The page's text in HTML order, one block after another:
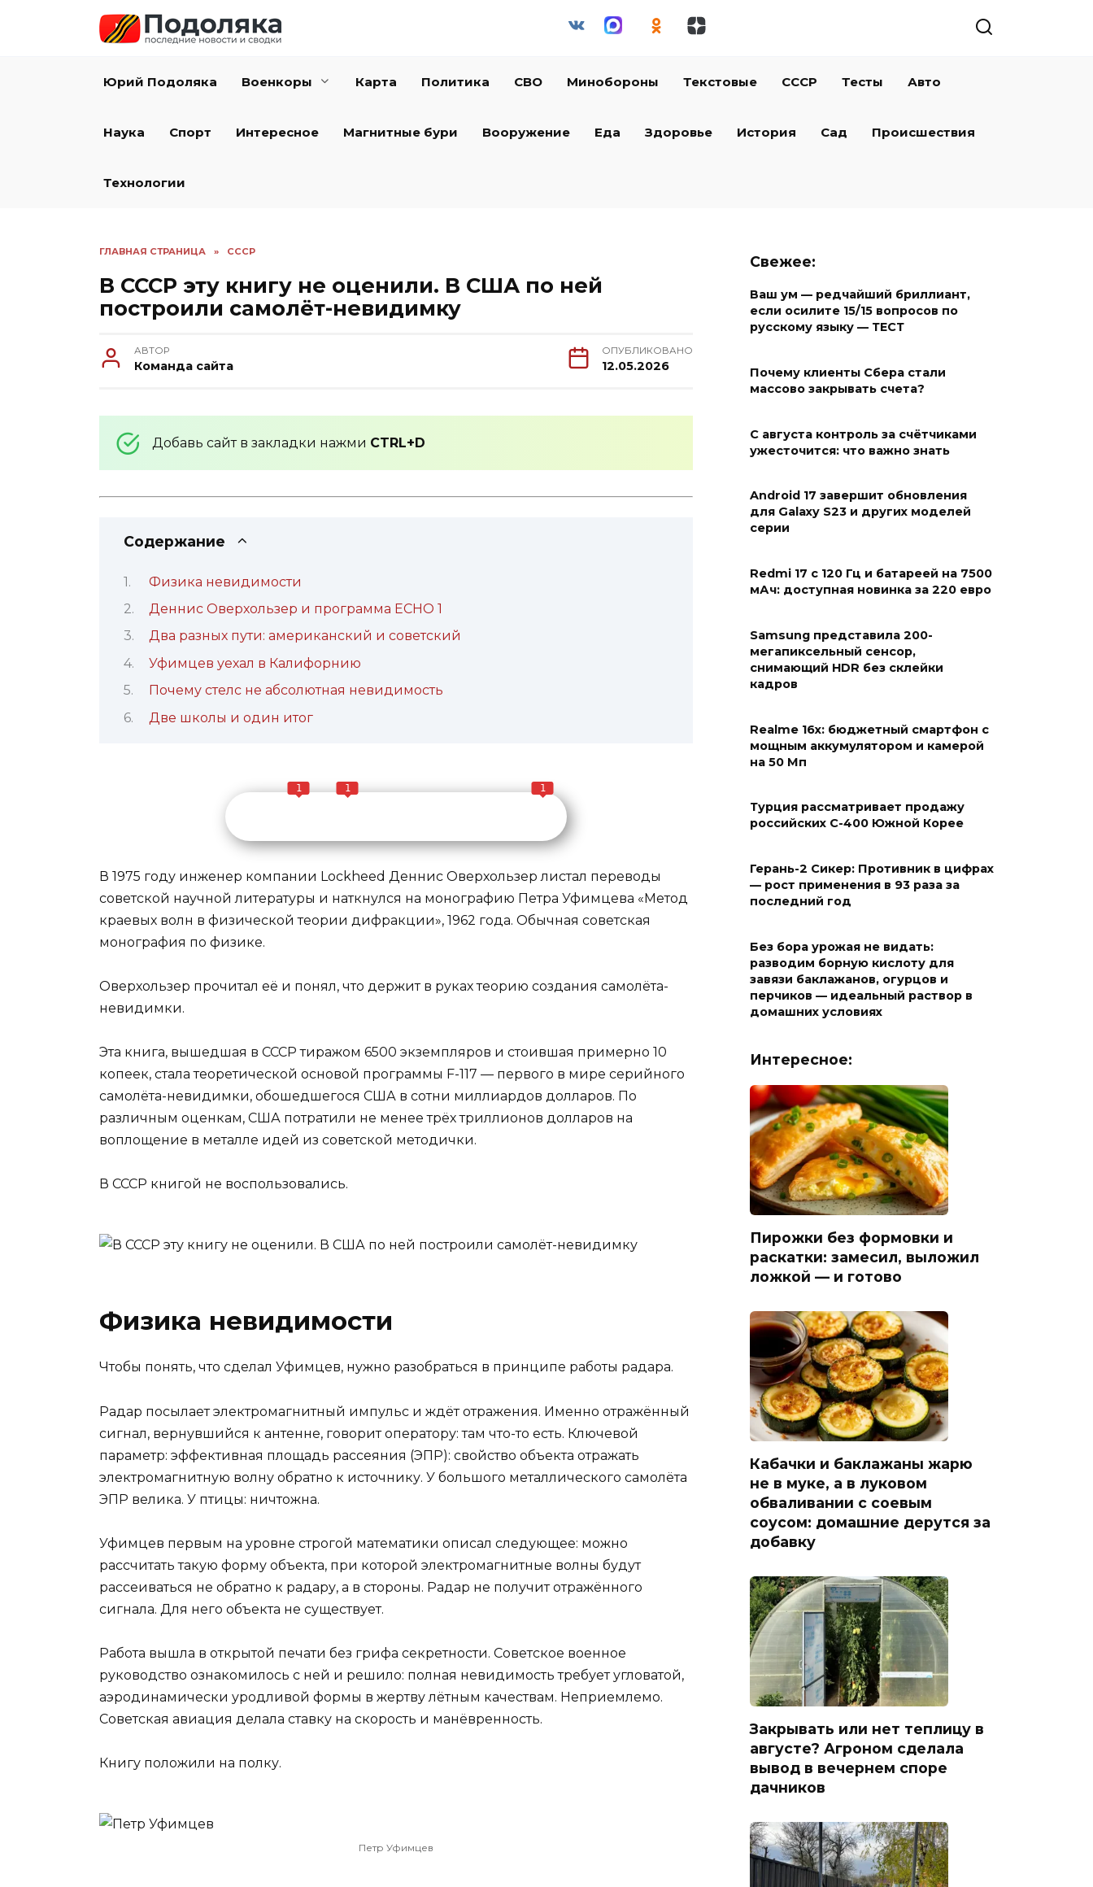
Юрий Подоляка Военкоры Карта Политика СВО Минобороны Текстовые СССР Тесты Авто
Наука Спорт Интересное Магнитные бури Вооружение Еда Здоровье История Сад Происшествия
Технологии
ГЛАВНАЯ СТРАНИЦА » СССР
В СССР эту книгу не оценили. В США по ней
построили самолёт-невидимку
АВТОР
Команда сайта
ОПУБЛИКОВАНО
12.05.2026
Добавь сайт в закладки нажми CTRL+D
Содержание
Физика невидимости
Деннис Оверхользер и программа ECHO 1
Два разных пути: американский и советский
Уфимцев уехал в Калифорнию
Почему стелс не абсолютная невидимость
Две школы и один итог
1 1 1
В 1975 году инженер компании Lockheed Деннис Оверхользер листал переводы
советской научной литературы и наткнулся на монографию Петра Уфимцева «Метод
краевых волн в физической теории дифракции», 1962 года. Обычная советская
монография по физике.
Оверхользер прочитал её и понял, что держит в руках теорию создания самолёта-
невидимки.
Эта книга, вышедшая в СССР тиражом 6500 экземпляров и стоившая примерно 10
копеек, стала теоретической основой программы F-117 — первого в мире серийного
самолёта-невидимки, обошедшегося США в сотни миллиардов долларов. По
различным оценкам, США потратили не менее трёх триллионов долларов на
воплощение в металле идей из советской методички.
В СССР книгой не воспользовались.
Физика невидимости
Чтобы понять, что сделал Уфимцев, нужно разобраться в принципе работы радара.
Радар посылает электромагнитный импульс и ждёт отражения. Именно отражённый
сигнал, вернувшийся к антенне, говорит оператору: там что-то есть. Ключевой
параметр: эффективная площадь рассеяния (ЭПР): свойство объекта отражать
электромагнитную волну обратно к источнику. У большого металлического самолёта
ЭПР велика. У птицы: ничтожна.
Уфимцев первым на уровне строгой математики описал следующее: можно
рассчитать такую форму объекта, при которой электромагнитные волны будут
рассеиваться не обратно к радару, а в стороны. Радар не получит отражённого
сигнала. Для него объекта не существует.
Работа вышла в открытой печати без грифа секретности. Советское военное
руководство ознакомилось с ней и решило: полная невидимость требует угловатой,
аэродинамически уродливой формы в жертву лётным качествам. Неприемлемо.
Советская авиация делала ставку на скорость и манёвренность.
Книгу положили на полку.
Петр Уфимцев
Свежее:
Ваш ум — редчайший бриллиант,
если осилите 15/15 вопросов по
русскому языку — ТЕСТ
Почему клиенты Сбера стали
массово закрывать счета?
С августа контроль за счётчиками
ужесточится: что важно знать
Android 17 завершит обновления
для Galaxy S23 и других моделей
серии
Redmi 17 с 120 Гц и батареей на 7500
мАч: доступная новинка за 220 евро
Samsung представила 200-
мегапиксельный сенсор,
снимающий HDR без склейки
кадров
Realme 16x: бюджетный смартфон с
мощным аккумулятором и камерой
на 50 Мп
Турция рассматривает продажу
российских С-400 Южной Корее
Герань-2 Сикер: Противник в цифрах
— рост применения в 93 раза за
последний год
Без бора урожая не видать:
разводим борную кислоту для
завязи баклажанов, огурцов и
перчиков — идеальный раствор в
домашних условиях
Интересное:
Пирожки без формовки и
раскатки: замесил, выложил
ложкой — и готово
Кабачки и баклажаны жарю
не в муке, а в луковом
обваливании с соевым
соусом: домашние дерутся за
добавку
Закрывать или нет теплицу в
августе? Агроном сделала
вывод в вечернем споре
дачников